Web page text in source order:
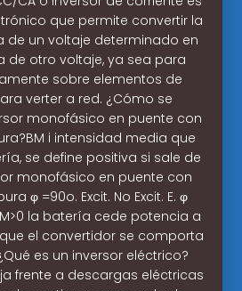
que permite convertir la
de un voltaje determinado en
de otro voltaje, ya sea para
sobre elementos de
verter a red. ¿Cómo se
monofásico en puente con
i intensidad media que
se define positiva si sale de
monofásico en puente con
φ =90o. Excit. No Excit. E. φ
la batería cede potencia a
el convertidor se comporta
es un inversor eléctrico?
frente a descargas eléctricas